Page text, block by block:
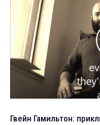
Гвейн Гамильтон: